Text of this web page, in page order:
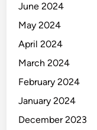
June 2024
May 2024
April 2024
March 2024
February 2024
January 2024
December 2023